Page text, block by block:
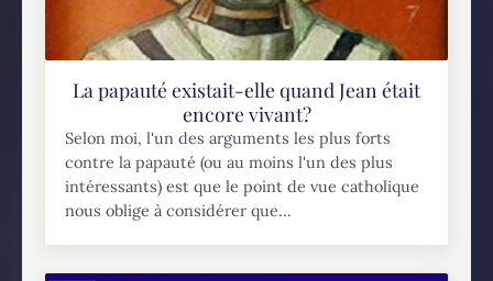
La papauté existait-elle quand Jean était
encore vivant?
Selon moi, l'un des arguments les plus forts
contre la papauté (ou au moins l'un des plus
intéressants) est que le point de vue catholique
nous oblige à considérer que...